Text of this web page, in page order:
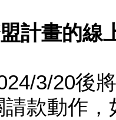
盟計畫的線
3/20後
請款動作